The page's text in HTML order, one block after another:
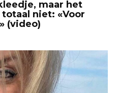
maar het
niet: «Voor
(video)